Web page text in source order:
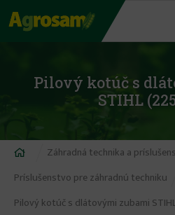
Jump
to
Pilový kotúč s
STIHL
Nachádzate
sa
tu
Záhradná technika a
Príslušenstvo pre záhradnú techniku
Pilový kotúč s dlátovými zubami